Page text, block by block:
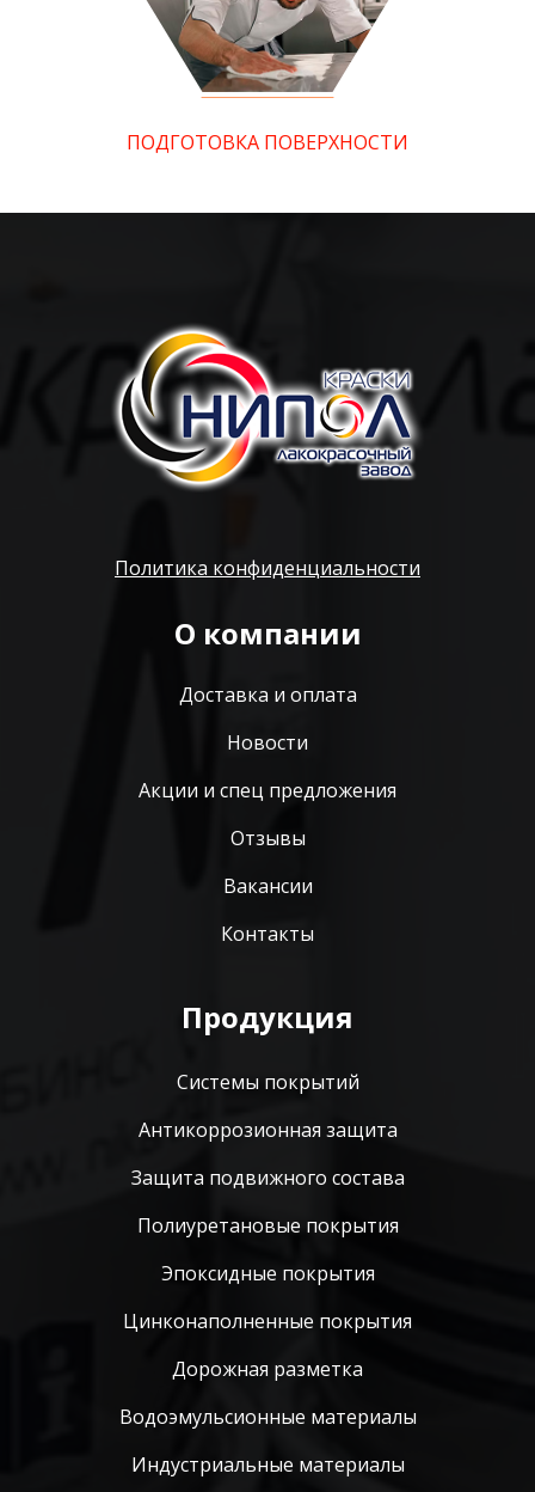
ПОДГОТОВКА ПОВЕРХНОСТИ
Политика конфиденциальности
О компании
Доставка и оплата
Новости
Акции и спец предложения
Отзывы
Вакансии
Контакты
Продукция
Системы покрытий
Антикоррозионная защита
Защита подвижного состава
Полиуретановые покрытия
Эпоксидные покрытия
Цинконаполненные покрытия
Дорожная разметка
Водоэмульсионные материалы
Индустриальные материалы